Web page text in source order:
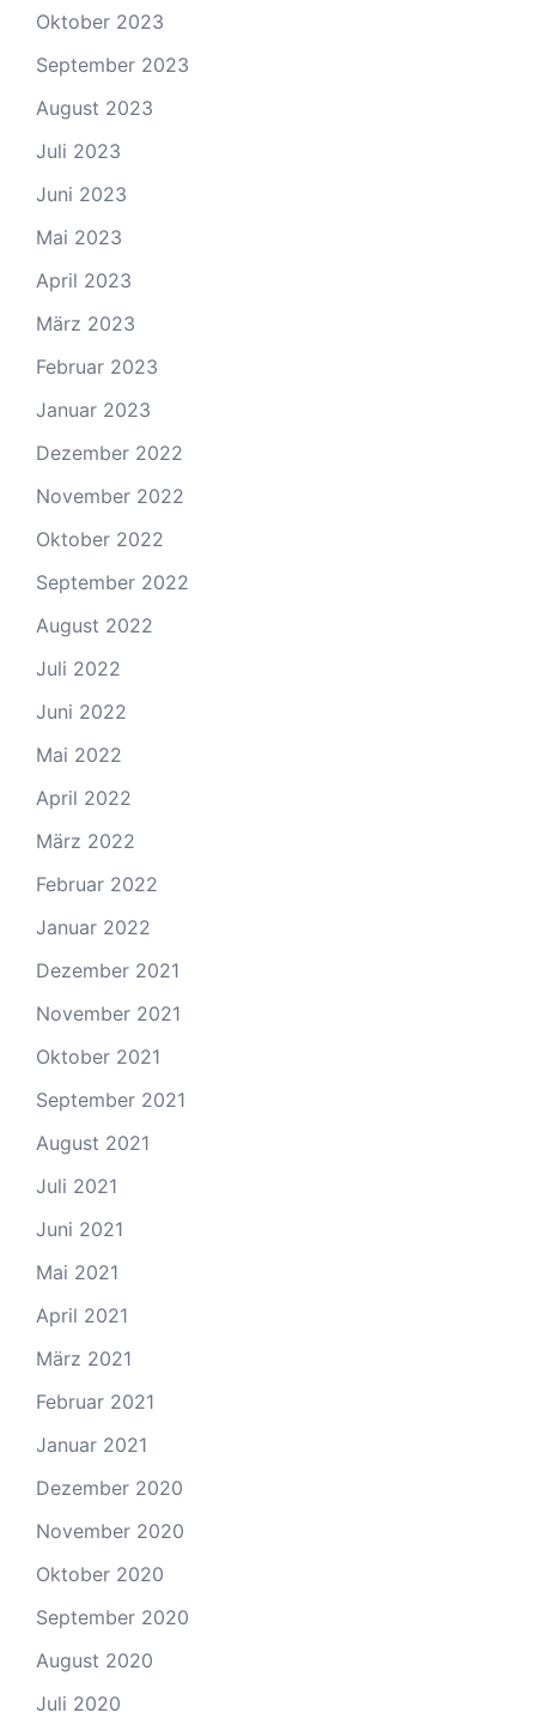
Oktober 2023
September 2023
August 2023
Juli 2023
Juni 2023
Mai 2023
April 2023
März 2023
Februar 2023
Januar 2023
Dezember 2022
November 2022
Oktober 2022
September 2022
August 2022
Juli 2022
Juni 2022
Mai 2022
April 2022
März 2022
Februar 2022
Januar 2022
Dezember 2021
November 2021
Oktober 2021
September 2021
August 2021
Juli 2021
Juni 2021
Mai 2021
April 2021
März 2021
Februar 2021
Januar 2021
Dezember 2020
November 2020
Oktober 2020
September 2020
August 2020
Juli 2020